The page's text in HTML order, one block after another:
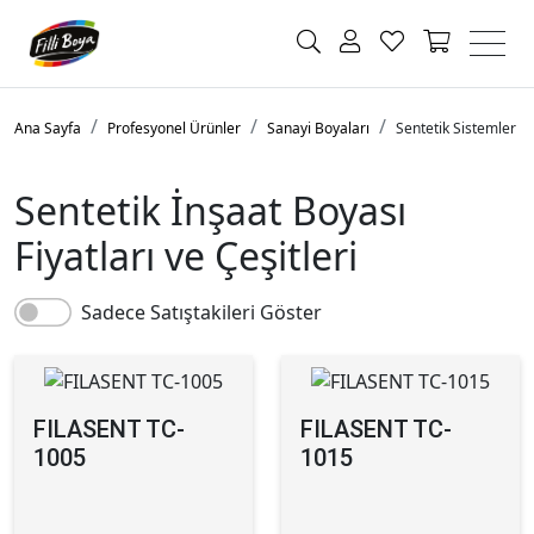
Ana Sayfa Profesyonel Ürünler Sanayi Boyaları Sentetik Sistemler
Sentetik İnşaat Boyası
Fiyatları ve Çeşitleri
Sadece Satıştakileri Göster
FILASENT TC-
1005
FILASENT TC-
1015